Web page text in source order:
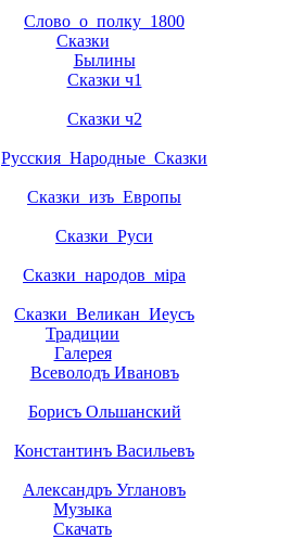
Слово_о_полку_1800
Сказки
Былины
Сказки ч1
Сказки ч2
Русския_Народные_Сказки
Сказки_изъ_Европы
Сказки_Руси
Сказки_народов_мiра
Сказки_Великан_Иеусъ
Традиции
Галерея
Всеволодъ Ивановъ
Борисъ Ольшанский
Константинъ Васильевъ
Александръ Углановъ
Музыка
Скачать